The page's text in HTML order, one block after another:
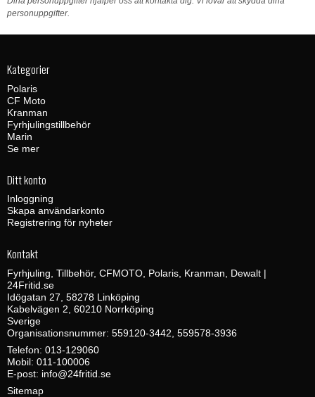
personuppgifter.
Kategorier
Polaris
CF Moto
Kranman
Fyrhjulingstillbehör
Marin
Se mer
Ditt konto
Inloggning
Skapa användarkonto
Registrering för nyheter
Kontakt
Fyrhjuling, Tillbehör, CFMOTO, Polaris, Kranman, Dewalt |
24Fritid.se
Idögatan 27, 58278 Linköping
Kabelvägen 2, 60210 Norrköping
Sverige
Organisationsnummer: 559120-3442, 559578-3936
Telefon: 013-129060
Mobil: 011-100006
E-post: info@24fritid.se
Sitemap